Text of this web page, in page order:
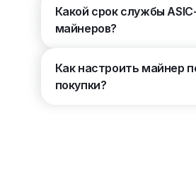
Какой срок службы
майнеров?
Как настроить майнер
покупки?